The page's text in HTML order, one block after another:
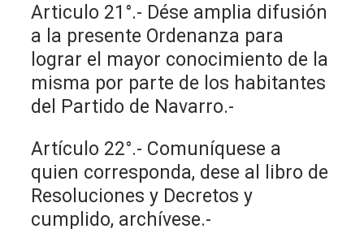
Articulo 21°.- Dése amplia difusión
a la presente Ordenanza para
lograr el mayor conocimiento de la
misma por parte de los habitantes
del Partido de Navarro.-
Artículo 22°.- Comuníquese a
quien corresponda, dese al libro de
Resoluciones y Decretos y
cumplido, archívese.-